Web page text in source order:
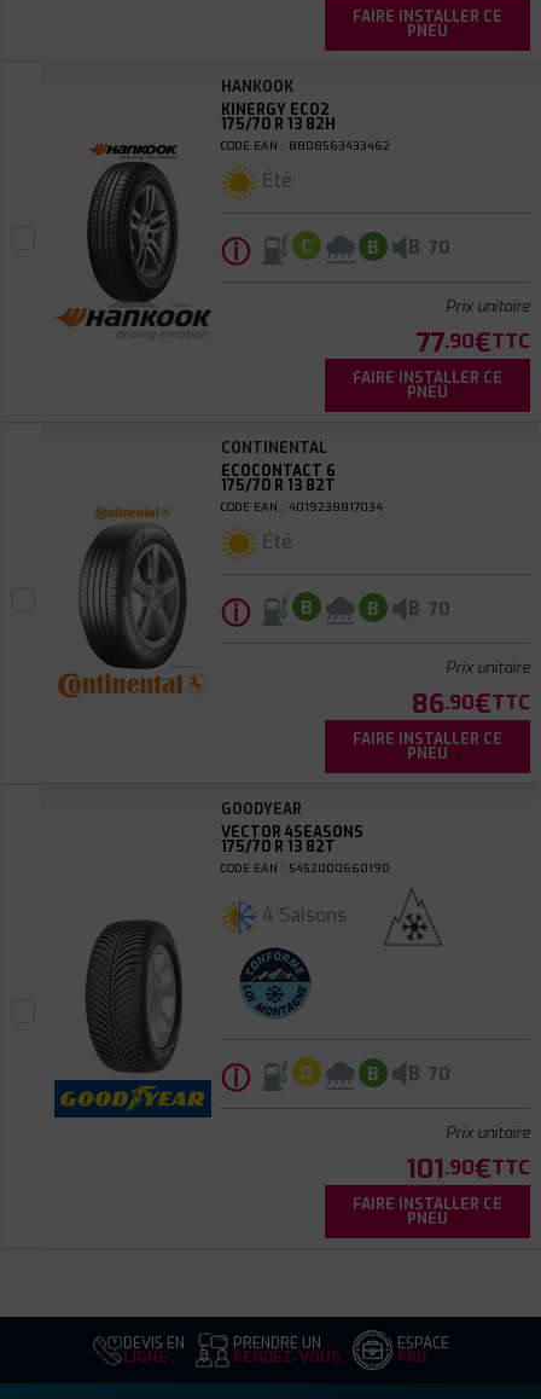
FAIRE INSTALLER CE
PNEU
HANKOOK
KINERGY ECO2
175/70 R 13 82H
CODE EAN : 8808563433462
Été
ⓘ C B B 70
Prix unitaire
77.90€TTC
FAIRE INSTALLER CE
PNEU
CONTINENTAL
ECOCONTACT 6
175/70 R 13 82T
CODE EAN : 4019238817034
Été
ⓘ B B B 70
Prix unitaire
86.90€TTC
FAIRE INSTALLER CE
PNEU
GOODYEAR
VECTOR 4SEASONS
175/70 R 13 82T
CODE EAN : 5452000660190
4 Saisons
ⓘ D B B 70
Prix unitaire
101.90€TTC
FAIRE INSTALLER CE
PNEU
DEVIS EN
LIGNE
PRENDRE UN
RENDEZ-VOUS
ESPACE
PRO